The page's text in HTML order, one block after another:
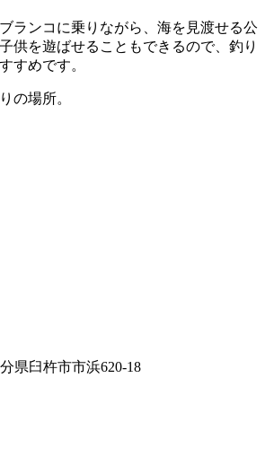
ランコに乗りながら、海を見渡せる公
供を遊ばせることもできるので、釣り
すめです。
の場所。
県臼杵市市浜620-18